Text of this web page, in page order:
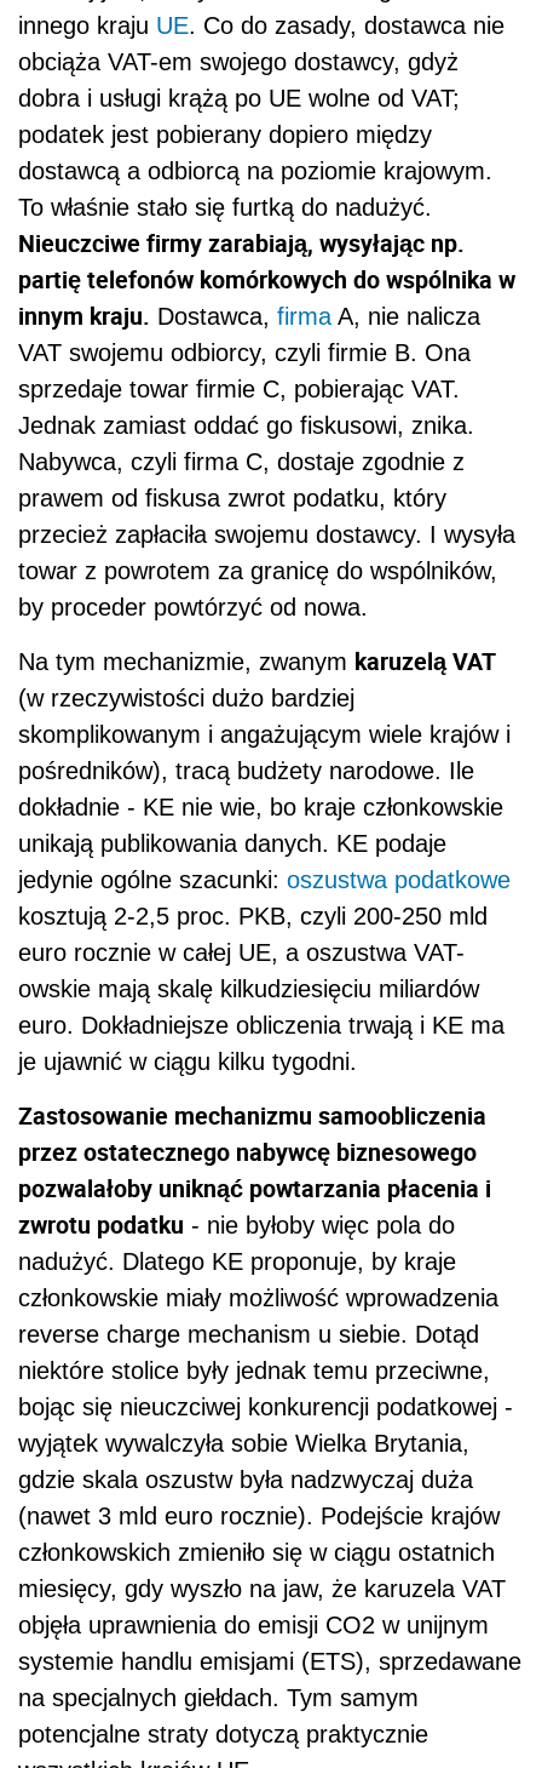
innego kraju UE. Co do zasady, dostawca nie
obciąża VAT-em swojego dostawcy, gdyż
dobra i usługi krążą po UE wolne od VAT;
podatek jest pobierany dopiero między
dostawcą a odbiorcą na poziomie krajowym.
To właśnie stało się furtką do nadużyć.
Nieuczciwe firmy zarabiają, wysyłając np.
partię telefonów komórkowych do wspólnika w
innym kraju. Dostawca, firma A, nie nalicza
VAT swojemu odbiorcy, czyli firmie B. Ona
sprzedaje towar firmie C, pobierając VAT.
Jednak zamiast oddać go fiskusowi, znika.
Nabywca, czyli firma C, dostaje zgodnie z
prawem od fiskusa zwrot podatku, który
przecież zapłaciła swojemu dostawcy. I wysyła
towar z powrotem za granicę do wspólników,
by proceder powtórzyć od nowa.
Na tym mechanizmie, zwanym karuzelą VAT
(w rzeczywistości dużo bardziej
skomplikowanym i angażującym wiele krajów i
pośredników), tracą budżety narodowe. Ile
dokładnie - KE nie wie, bo kraje członkowskie
unikają publikowania danych. KE podaje
jedynie ogólne szacunki: oszustwa podatkowe
kosztują 2-2,5 proc. PKB, czyli 200-250 mld
euro rocznie w całej UE, a oszustwa VAT-
owskie mają skalę kilkudziesięciu miliardów
euro. Dokładniejsze obliczenia trwają i KE ma
je ujawnić w ciągu kilku tygodni.
Zastosowanie mechanizmu samoobliczenia
przez ostatecznego nabywcę biznesowego
pozwalałoby uniknąć powtarzania płacenia i
zwrotu podatku - nie byłoby więc pola do
nadużyć. Dlatego KE proponuje, by kraje
członkowskie miały możliwość wprowadzenia
reverse charge mechanism u siebie. Dotąd
niektóre stolice były jednak temu przeciwne,
bojąc się nieuczciwej konkurencji podatkowej -
wyjątek wywalczyła sobie Wielka Brytania,
gdzie skala oszustw była nadzwyczaj duża
(nawet 3 mld euro rocznie). Podejście krajów
członkowskich zmieniło się w ciągu ostatnich
miesięcy, gdy wyszło na jaw, że karuzela VAT
objęła uprawnienia do emisji CO2 w unijnym
systemie handlu emisjami (ETS), sprzedawane
na specjalnych giełdach. Tym samym
potencjalne straty dotyczą praktycznie